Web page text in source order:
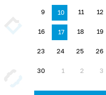
9 10 11 12
16 17 18 19
23 24 25 26
30 1 2 3